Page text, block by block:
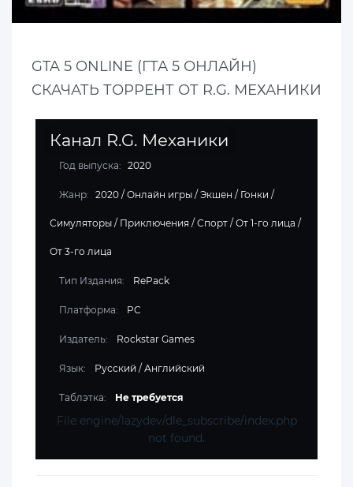
GTA 5 ONLINE (ГТА 5 ОНЛАЙН)
СКАЧАТЬ ТОРРЕНТ ОТ R.G. МЕХАНИКИ
Канал R.G. Механики
Год выпуска: 2020
Жанр: 2020 / Онлайн игры / Экшен / Гонки /
Симуляторы / Приключения / Спорт / От 1-го лица /
От 3-го лица
Тип Издания: RePack
Платформа: PC
Издатель: Rockstar Games
Язык: Русский / Английский
Таблэтка: Не требуется
File engine/lazydev/dle_subscribe/index.php
not found.